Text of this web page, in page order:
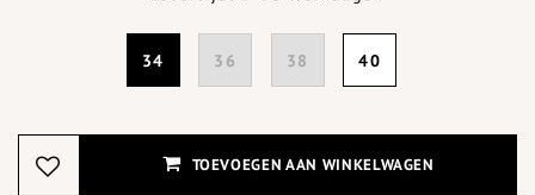
34 36 38 40
TOEVOEGEN AAN WINKELWAGEN